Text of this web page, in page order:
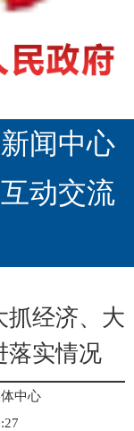
新闻中心
互动交流
抓经济、大
落实情况
中心